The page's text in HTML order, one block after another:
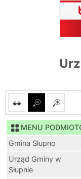
MENU
Gmina Słupno
Urząd Gminy w
Słupnie